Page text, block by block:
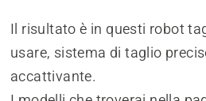
Il risultato è in questi robot
usare, sistema di taglio
accattivante.